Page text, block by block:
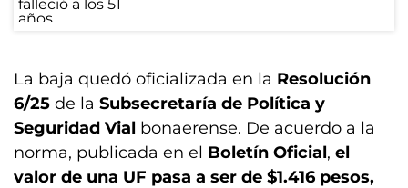
La baja quedó oficializada en la Resolución
6/25 de la Subsecretaría de Política y
Seguridad Vial bonaerense. De acuerdo a la
norma, publicada en el Boletín Oficial, el
valor de una UF pasa a ser de $1.416 pesos,